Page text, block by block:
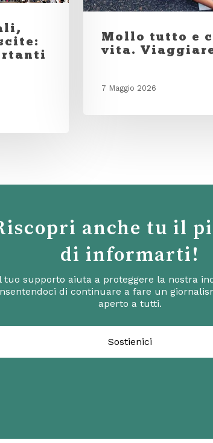
Mollo tutto e
vita.
7 Maggio 2026
anche tu il
di informarti!
tuo supporto aiuta a proteggere la nostra
di continuare a fare un
aperto a tutti.
Sostienici